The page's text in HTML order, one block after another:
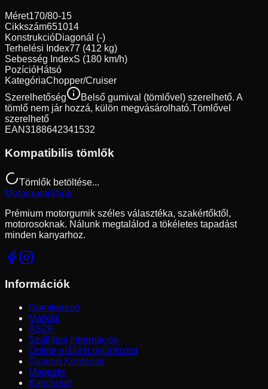
Méret170/80-15
Cikkszám651014
KonstrukcióDiagonál (-)
Terhelési Index77 (412 kg)
Sebesség IndexS (180 km/h)
PozícióHátsó
KategóriaChopper/Cruiser
Szerelhetőség
Belső gumival (tömlővel) szerelhető. A
tömlő nem jár hozzá, külön megvásárolható.Tömlővel
szerelhető
EAN3188642341532
Kompatibilis tömlők
Tömlők betöltése...
MotorgumiShop
Prémium motorgumik széles választéka, szakértőktől,
motorosoknak. Nálunk megtalálod a tökéletes tapadást
minden kanyarhoz.
Információk
Gumikereső
Márkák
ÁSZF
Szállítási Információk
Online elállási nyilatkozat
Gyakori Kérdések
Magazin
Kapcsolat